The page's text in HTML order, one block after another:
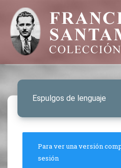
Espulgos de lenguaje
Para ver una versión
sesión